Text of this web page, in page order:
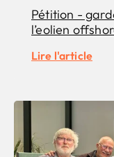
Pétition -
l’eolien
Lire l'article